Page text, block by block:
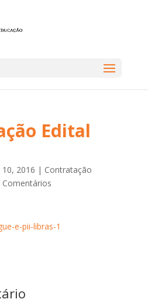
Edital
2016 | Contratação
Comentários
e-pii-libras-1